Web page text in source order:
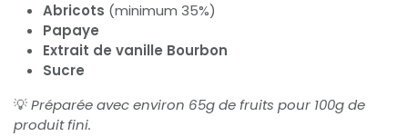
Abricots (minimum 35%)
Papaye
Extrait de vanille Bourbon
Sucre
💡Préparée avec environ 65g de fruits pour 100g de
produit fini.